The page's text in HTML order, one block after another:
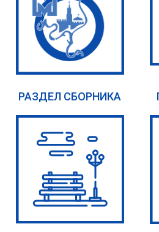
РАЗДЕЛ СБОРНИКА